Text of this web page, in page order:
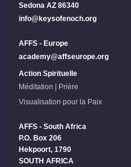
Sedona AZ 86340
info@keysofenoch.org
AFFS - Europe
academy@affseurope.org
Action Spirituelle
Méditation | Prière
Visualisation pour la Paix
AFFS - South Africa
P.O. Box 206
Hekpoort, 1790
SOUTH AFRICA